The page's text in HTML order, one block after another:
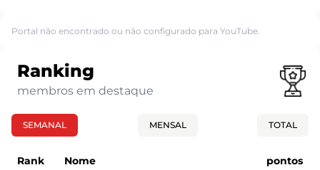
Portal não encontrado ou não configurado para YouTube.
Ranking
membros em destaque
SEMANAL MENSAL TOTAL
Rank Nome pontos